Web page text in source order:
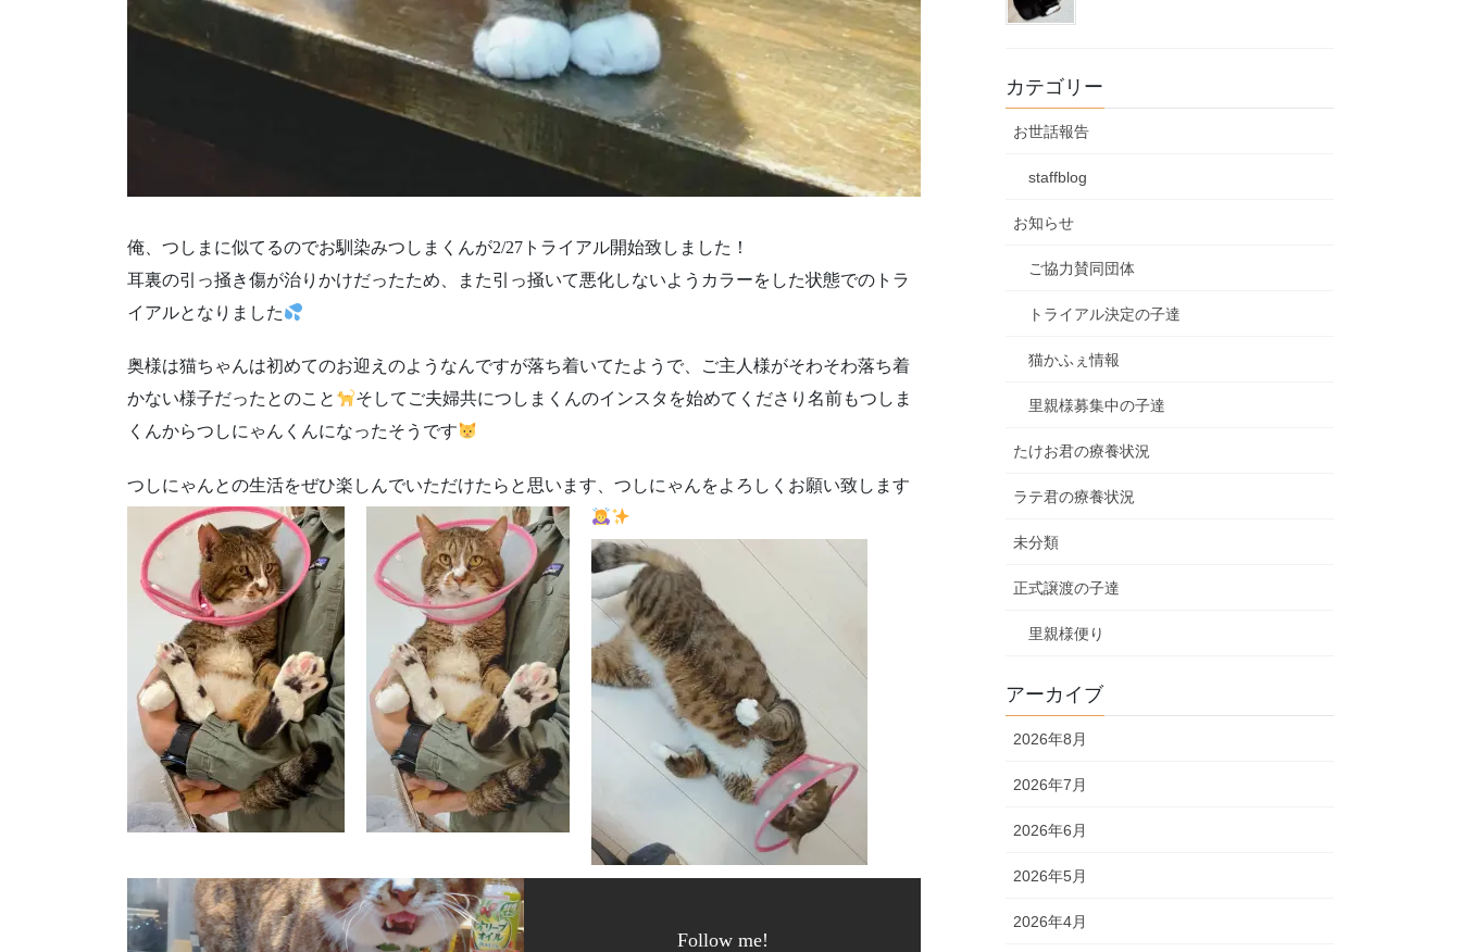
俺、つしまに似てるのでお馴染みつしまくんが2/27トライアル開始致しました！
耳裏の引っ掻き傷が治りかけだったため、また引っ掻いて悪化しないようカラーをした状態でのトラ
イアルとなりました
奥様は猫ちゃんは初めてのお迎えのようなんですが落ち着いてたようで、ご主人様がそわそわ落ち着
かない様子だったとのこと
そしてご夫婦共につしまくんのインスタを始めてくださり名前もつしま
くんからつしにゃんくんになったそうです
つしにゃんとの生活をぜひ楽しんでいただけたらと思います、つしにゃんをよろしくお願い致します
Follow me!
カテゴリー
お世話報告
staffblog
お知らせ
ご協力賛同団体
トライアル決定の子達
猫かふぇ情報
里親様募集中の子達
たけお君の療養状況
ラテ君の療養状況
未分類
正式譲渡の子達
里親様便り
アーカイブ
2026年8月
2026年7月
2026年6月
2026年5月
2026年4月